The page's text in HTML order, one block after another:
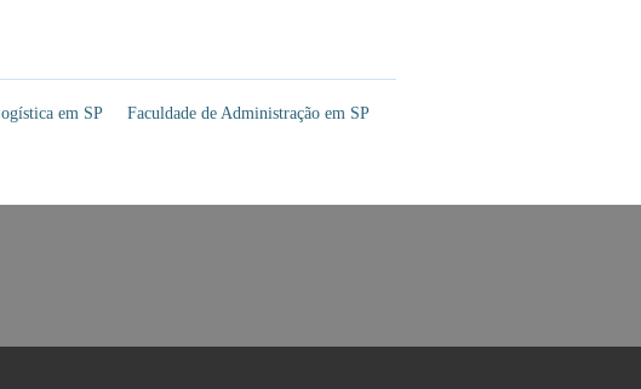
em SP Faculdade de Administração em SP